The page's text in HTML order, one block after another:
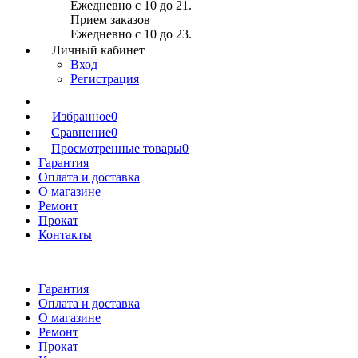
Ежедневно с 10 до 21.
Прием заказов
Ежедневно с 10 до 23.
Личный кабинет
Вход
Регистрация
Избранное0
Сравнение0
Просмотренные товары0
Гарантия
Оплата и доставка
О магазине
Ремонт
Прокат
Контакты
Гарантия
Оплата и доставка
О магазине
Ремонт
Прокат